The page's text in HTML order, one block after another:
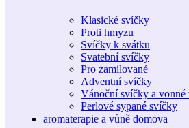
Klasické svíčky
Proti hmyzu
Svíčky k svátku
Svatební svíčky
Pro zamilované
Adventní svíčky
Vánoční svíčky a vonné
Perlové sypané svíčky
aromaterapie a vůně domova